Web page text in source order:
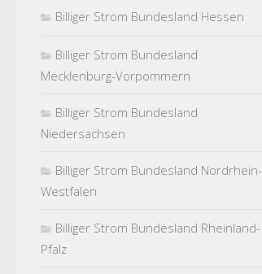
Billiger Strom Bundesland Hessen
Billiger Strom Bundesland
Mecklenburg-Vorpommern
Billiger Strom Bundesland
Niedersachsen
Billiger Strom Bundesland Nordrhein-
Westfalen
Billiger Strom Bundesland Rheinland-
Pfalz